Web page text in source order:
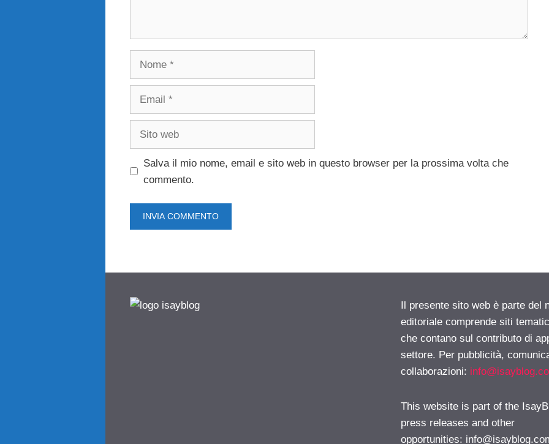
Salva il mio nome, email e sito web in questo browser per la prossima volta che
commento.
Il presente sito web è parte
editoriale comprende siti
che contano sul contributo di
settore. Per pubblicità,
collaborazioni:
This website is part of the
press releases and other
opportunities: